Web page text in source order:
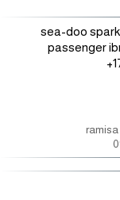
2018 sea-doo
passenger